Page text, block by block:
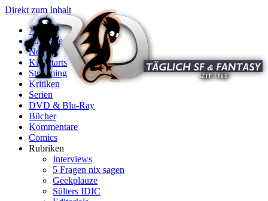
Direkt zum Inhalt
X
Startseite
News
Kinostarts
Streaming
Kritiken
Serien
DVD & Blu-Ray
Bücher
Kommentare
Comics
Rubriken
Interviews
5 Fragen nix sagen
Geekplauze
Sülters IDIC